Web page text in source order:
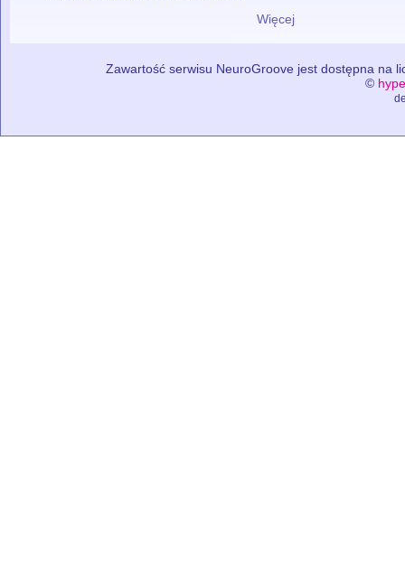
Więcej
Zawartość serwisu NeuroGroove jest dostępna na
©